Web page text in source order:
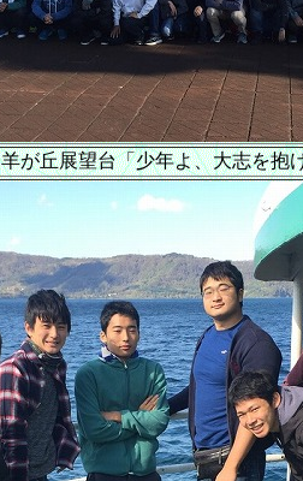
羊が丘展望台「少年よ、大志を抱